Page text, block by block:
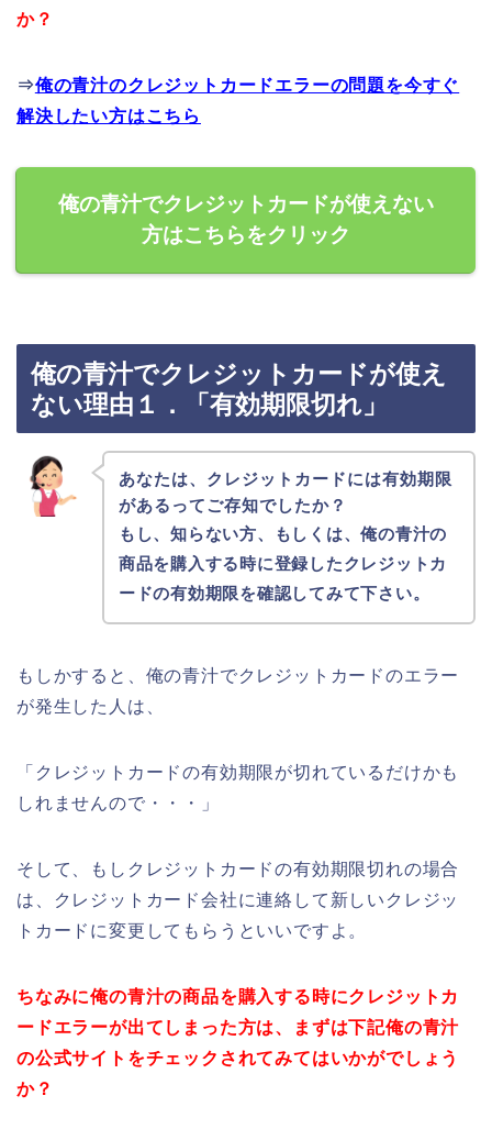
か？
⇒俺の青汁のクレジットカードエラーの問題を今すぐ
解決したい方はこちら
俺の青汁でクレジットカードが使えない
方はこちらをクリック
俺の青汁でクレジットカードが使え
ない理由１．「有効期限切れ」
あなたは、クレジットカードには有効期限
があるってご存知でしたか？
もし、知らない方、もしくは、俺の青汁の
商品を購入する時に登録したクレジットカ
ードの有効期限を確認してみて下さい。
もしかすると、俺の青汁でクレジットカードのエラー
が発生した人は、
「クレジットカードの有効期限が切れているだけかも
しれませんので・・・」
そして、もしクレジットカードの有効期限切れの場合
は、クレジットカード会社に連絡して新しいクレジッ
トカードに変更してもらうといいですよ。
ちなみに俺の青汁の商品を購入する時にクレジットカ
ードエラーが出てしまった方は、まずは下記俺の青汁
の公式サイトをチェックされてみてはいかがでしょう
か？